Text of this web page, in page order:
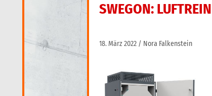
SWEGON:
18. März 2022 Nora Falkenstein